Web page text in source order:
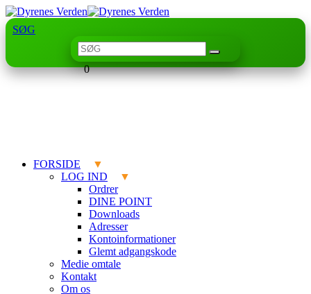
SØG
0
FORSIDE
LOG IND
Ordrer
DINE POINT
Downloads
Adresser
Kontoinformationer
Glemt adgangskode
Medie omtale
Kontakt
Om os